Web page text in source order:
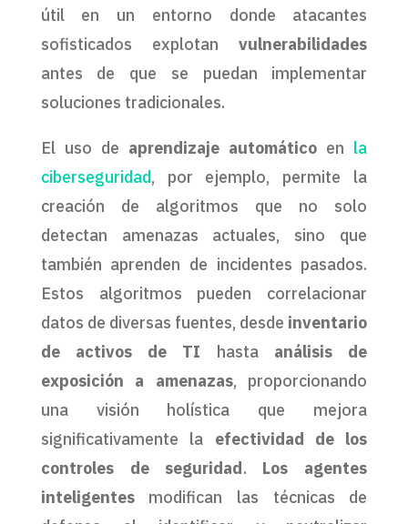
útil en un entorno donde atacantes
sofisticados explotanvulnerabilidades
antes de que se puedan implementar
soluciones tradicionales.
El uso de aprendizaje automático en la
ciberseguridad, por ejemplo, permite la
creación de algoritmos que no solo
detectan amenazas actuales, sino que
también aprenden de incidentes pasados.
Estos algoritmos pueden correlacionar
datos de diversas fuentes, desde inventario
de activos de TI hasta análisis de
exposición a amenazas, proporcionando
una visión holística que mejora
significativamente la efectividad de los
controles de seguridad. Los agentes
inteligentesmodifican las técnicas de